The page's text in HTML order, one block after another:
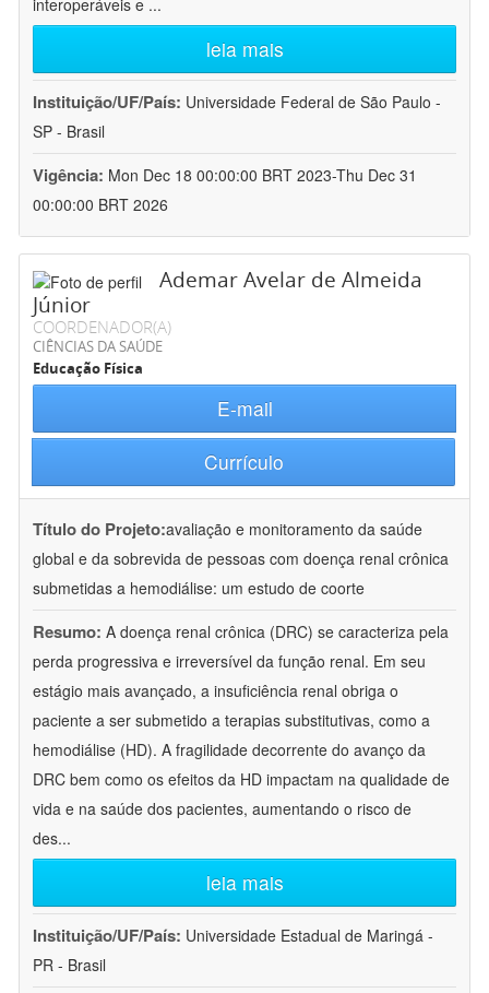
interoperáveis e ...
leia mais
Instituição/UF/País: Universidade Federal de São Paulo -
SP - Brasil
Vigência: Mon Dec 18 00:00:00 BRT 2023-Thu Dec 31
00:00:00 BRT 2026
Ademar Avelar de Almeida
Júnior
COORDENADOR(A)
CIÊNCIAS DA SAÚDE
Educação Física
E-mail
Currículo
Título do Projeto:avaliação e monitoramento da saúde
global e da sobrevida de pessoas com doença renal crônica
submetidas a hemodiálise: um estudo de coorte
Resumo: A doença renal crônica (DRC) se caracteriza pela
perda progressiva e irreversível da função renal. Em seu
estágio mais avançado, a insuficiência renal obriga o
paciente a ser submetido a terapias substitutivas, como a
hemodiálise (HD). A fragilidade decorrente do avanço da
DRC bem como os efeitos da HD impactam na qualidade de
vida e na saúde dos pacientes, aumentando o risco de
des...
leia mais
Instituição/UF/País: Universidade Estadual de Maringá -
PR - Brasil